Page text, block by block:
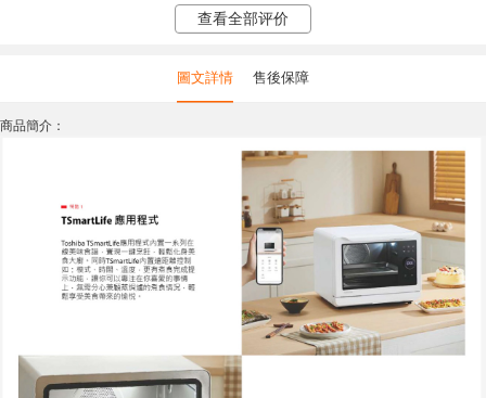
查看全部评价
圖文詳情 售後保障
商品簡介：